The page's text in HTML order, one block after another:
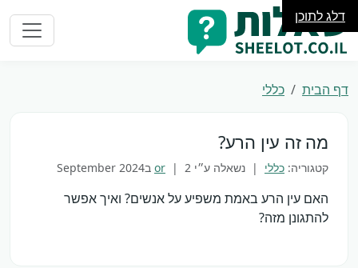
דלג לתוכן
דף הבית כללי
מה זה עין הרע?
קטגוריה: כללי | נשאלה ע״י or | 2 בSeptember 2024
האם עין הרע באמת משפיע על אנשים? ואיך אפשר
להתגונן מזה?